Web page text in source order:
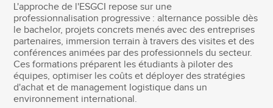
L'approche de l'ESGCI repose sur une
professionnalisation progressive : alternance possible dès
le bachelor, projets concrets menés avec des entreprises
partenaires, immersion terrain à travers des visites et des
conférences animées par des professionnels du secteur.
Ces formations préparent les étudiants à piloter des
équipes, optimiser les coûts et déployer des stratégies
d'achat et de management logistique dans un
environnement international.